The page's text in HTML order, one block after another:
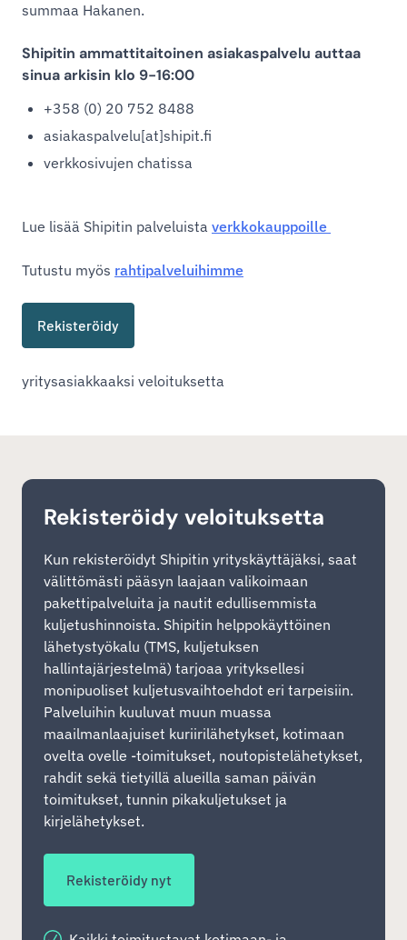
summaa Hakanen.
Shipitin ammattitaitoinen asiakaspalvelu auttaa
sinua arkisin klo 9-16:00
+358 (0) 20 752 8488
asiakaspalvelu[at]shipit.fi
verkkosivujen chatissa
Lue lisää Shipitin palveluista verkkokauppoille
Tutustu myös rahtipalveluihimme
Rekisteröidy
yritysasiakkaaksi veloituksetta
Rekisteröidy veloituksetta
Kun rekisteröidyt Shipitin yrityskäyttäjäksi, saat
välittömästi pääsyn laajaan valikoimaan
pakettipalveluita ja nautit edullisemmista
kuljetushinnoista. Shipitin helppokäyttöinen
lähetystyökalu (TMS, kuljetuksen
hallintajärjestelmä) tarjoaa yrityksellesi
monipuoliset kuljetusvaihtoehdot eri tarpeisiin.
Palveluihin kuuluvat muun muassa
maailmanlaajuiset kuriirilähetykset, kotimaan
ovelta ovelle -toimitukset, noutopistelähetykset,
rahdit sekä tietyillä alueilla saman päivän
toimitukset, tunnin pikakuljetukset ja
kirjelähetykset.
Rekisteröidy nyt